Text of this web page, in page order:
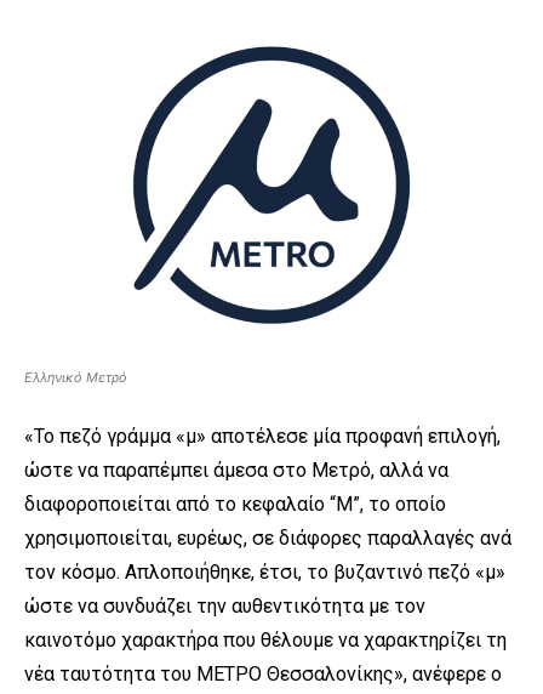
Ελληνικό Μετρό
«Το πεζό γράμμα «μ» αποτέλεσε μία προφανή επιλογή,
ώστε να παραπέμπει άμεσα στο Μετρό, αλλά να
διαφοροποιείται από το κεφαλαίο “Μ”, το οποίο
χρησιμοποιείται, ευρέως, σε διάφορες παραλλαγές ανά
τον κόσμο. Απλοποιήθηκε, έτσι, το βυζαντινό πεζό «μ»
ώστε να συνδυάζει την αυθεντικότητα με τον
καινοτόμο χαρακτήρα που θέλουμε να χαρακτηρίζει τη
νέα ταυτότητα του ΜΕΤΡΟ Θεσσαλονίκης», ανέφερε ο